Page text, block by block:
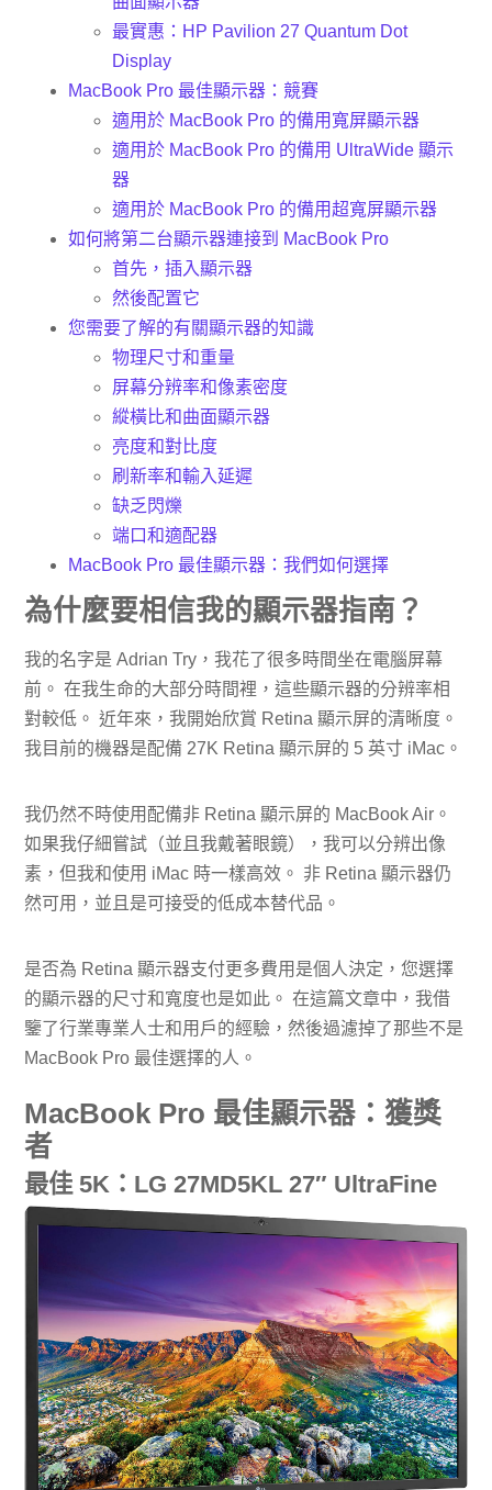
最實惠：HP Pavilion 27 Quantum Dot
Display
MacBook Pro 最佳顯示器：競賽
適用於 MacBook Pro 的備用寬屏顯示器
適用於 MacBook Pro 的備用 UltraWide 顯示
器
適用於 MacBook Pro 的備用超寬屏顯示器
如何將第二台顯示器連接到 MacBook Pro
首先，插入顯示器
然後配置它
您需要了解的有關顯示器的知識
物理尺寸和重量
屏幕分辨率和像素密度
縱橫比和曲面顯示器
亮度和對比度
刷新率和輸入延遲
缺乏閃爍
端口和適配器
MacBook Pro 最佳顯示器：我們如何選擇
為什麼要相信我的顯示器指南？
我的名字是 Adrian Try，我花了很多時間坐在電腦屏幕
前。 在我生命的大部分時間裡，這些顯示器的分辨率相
對較低。 近年來，我開始欣賞 Retina 顯示屏的清晰度。
我目前的機器是配備 27K Retina 顯示屏的 5 英寸 iMac。
我仍然不時使用配備非 Retina 顯示屏的 MacBook Air。
如果我仔細嘗試（並且我戴著眼鏡），我可以分辨出像
素，但我和使用 iMac 時一樣高效。 非 Retina 顯示器仍
然可用，並且是可接受的低成本替代品。
是否為 Retina 顯示器支付更多費用是個人決定，您選擇
的顯示器的尺寸和寬度也是如此。 在這篇文章中，我借
鑒了行業專業人士和用戶的經驗，然後過濾掉了那些不是
MacBook Pro 最佳選擇的人。
MacBook Pro 最佳顯示器：獲獎
者
最佳 5K：LG 27MD5KL 27″ UltraFine